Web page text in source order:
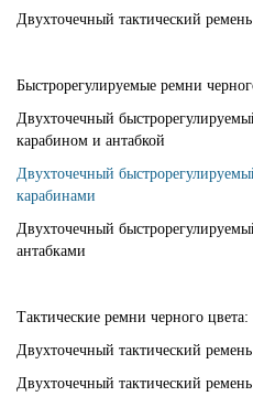
Двухточечный тактический
Быстрорегулируемые ремни
Двухточечный
карабином и антабкой
Двухточечный
карабинами
Двухточечный
антабками
Тактические ремни черного цвета:
Двухточечный тактический
Двухточечный тактический